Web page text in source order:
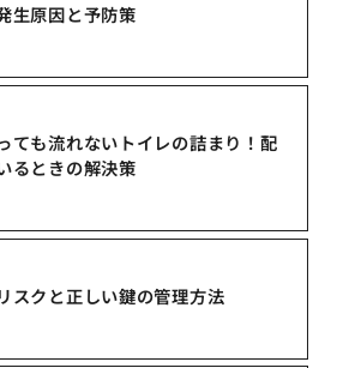
生原因と予防策
ても流れないトイレの詰まり！配
るときの解決策
スクと正しい鍵の管理方法